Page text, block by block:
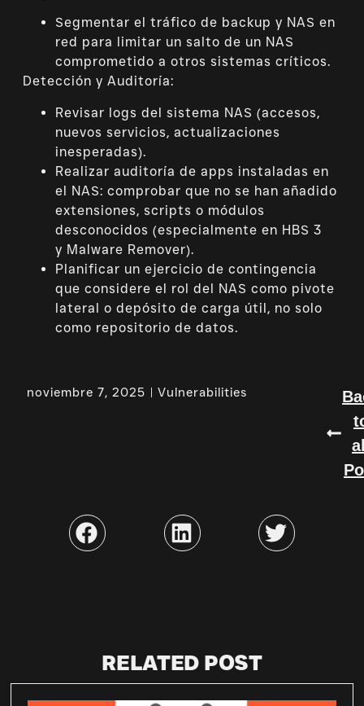
Segmentar el tráfico de backup y NAS en
red para limitar un salto de un NAS
comprometido a otros sistemas críticos.
Detección y Auditoría:
Revisar logs del sistema NAS (accesos,
nuevos servicios, actualizaciones
inesperadas).
Realizar auditoría de apps instaladas en
el NAS: comprobar que no se han añadido
extensiones, scripts o módulos
desconocidos (especialmente en HBS 3
y Malware Remover).
Planificar un ejercicio de contingencia
que considere el rol del NAS como pivote
lateral o depósito de carga útil, no solo
como repositorio de datos.
noviembre 7, 2025 Vulnerabilities
RELATED POST